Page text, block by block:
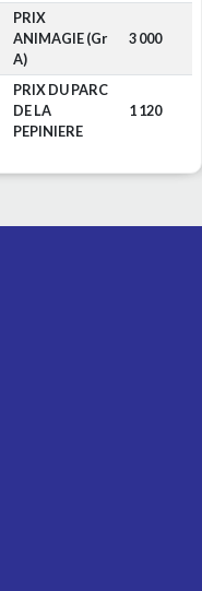
PRIX
ANIMAGIE (Gr
A)
3 000
PRIX DU PARC
DE LA
PEPINIERE
1 120